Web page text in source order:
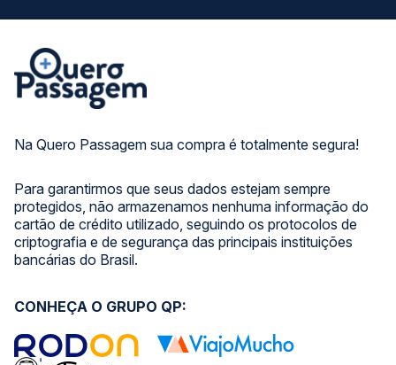
Na Quero Passagem sua compra é totalmente segura!
Para garantirmos que seus dados estejam sempre
protegidos, não armazenamos nenhuma informação do
cartão de crédito utilizado, seguindo os protocolos de
criptografia e de segurança das principais instituições
bancárias do Brasil.
CONHEÇA O GRUPO QP: